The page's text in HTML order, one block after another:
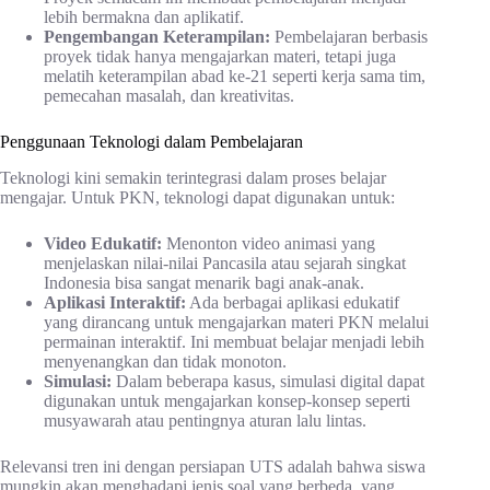
lebih bermakna dan aplikatif.
Pengembangan Keterampilan: Pembelajaran berbasis
proyek tidak hanya mengajarkan materi, tetapi juga
melatih keterampilan abad ke-21 seperti kerja sama tim,
pemecahan masalah, dan kreativitas.
Penggunaan Teknologi dalam Pembelajaran
Teknologi kini semakin terintegrasi dalam proses belajar
mengajar. Untuk PKN, teknologi dapat digunakan untuk:
Video Edukatif: Menonton video animasi yang
menjelaskan nilai-nilai Pancasila atau sejarah singkat
Indonesia bisa sangat menarik bagi anak-anak.
Aplikasi Interaktif: Ada berbagai aplikasi edukatif
yang dirancang untuk mengajarkan materi PKN melalui
permainan interaktif. Ini membuat belajar menjadi lebih
menyenangkan dan tidak monoton.
Simulasi: Dalam beberapa kasus, simulasi digital dapat
digunakan untuk mengajarkan konsep-konsep seperti
musyawarah atau pentingnya aturan lalu lintas.
Relevansi tren ini dengan persiapan UTS adalah bahwa siswa
mungkin akan menghadapi jenis soal yang berbeda, yang